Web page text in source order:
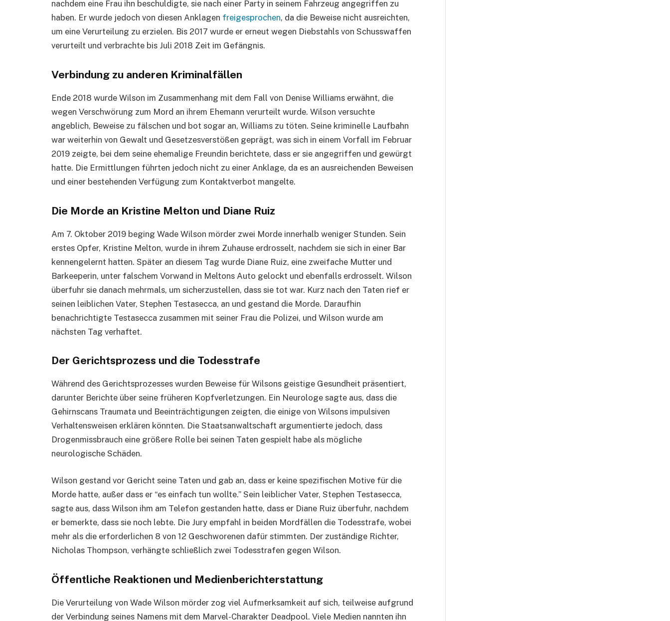
nachdem eine Frau ihn beschuldigte, sie nach einer Party in seinem Fahrzeug angegriffen zu
haben. Er wurde jedoch von diesen Anklagen freigesprochen, da die Beweise nicht ausreichten,
um eine Verurteilung zu erzielen. Bis 2017 wurde er erneut wegen Diebstahls von Schusswaffen
verurteilt und verbrachte bis Juli 2018 Zeit im Gefängnis.
Verbindung zu anderen Kriminalfällen
Ende 2018 wurde Wilson im Zusammenhang mit dem Fall von Denise Williams erwähnt, die
wegen Verschwörung zum Mord an ihrem Ehemann verurteilt wurde. Wilson versuchte
angeblich, Beweise zu fälschen und bot sogar an, Williams zu töten. Seine kriminelle Laufbahn
war weiterhin von Gewalt und Gesetzesverstößen geprägt, was sich in einem Vorfall im Februar
2019 zeigte, bei dem seine ehemalige Freundin berichtete, dass er sie angegriffen und gewürgt
hatte. Die Ermittlungen führten jedoch nicht zu einer Anklage, da es an ausreichenden Beweisen
und einer bestehenden Verfügung zum Kontaktverbot mangelte.
Die Morde an Kristine Melton und Diane Ruiz
Am 7. Oktober 2019 beging Wade Wilson mörder zwei Morde innerhalb weniger Stunden. Sein
erstes Opfer, Kristine Melton, wurde in ihrem Zuhause erdrosselt, nachdem sie sich in einer Bar
kennengelernt hatten. Später an diesem Tag wurde Diane Ruiz, eine zweifache Mutter und
Barkeeperin, unter falschem Vorwand in Meltons Auto gelockt und ebenfalls erdrosselt. Wilson
überfuhr sie danach mehrmals, um sicherzustellen, dass sie tot war. Kurz nach den Taten rief er
seinen leiblichen Vater, Stephen Testasecca, an und gestand die Morde. Daraufhin
benachrichtigte Testasecca zusammen mit seiner Frau die Polizei, und Wilson wurde am
nächsten Tag verhaftet.
Der Gerichtsprozess und die Todesstrafe
Während des Gerichtsprozesses wurden Beweise für Wilsons geistige Gesundheit präsentiert,
darunter Berichte über seine früheren Kopfverletzungen. Ein Neurologe sagte aus, dass die
Gehirnscans Traumata und Beeinträchtigungen zeigten, die einige von Wilsons impulsiven
Verhaltensweisen erklären könnten. Die Staatsanwaltschaft argumentierte jedoch, dass
Drogenmissbrauch eine größere Rolle bei seinen Taten gespielt habe als mögliche
neurologische Schäden.
Wilson gestand vor Gericht seine Taten und gab an, dass er keine spezifischen Motive für die
Morde hatte, außer dass er “es einfach tun wollte.” Sein leiblicher Vater, Stephen Testasecca,
sagte aus, dass Wilson ihm am Telefon gestanden hatte, dass er Diane Ruiz überfuhr, nachdem
er bemerkte, dass sie noch lebte. Die Jury empfahl in beiden Mordfällen die Todesstrafe, wobei
mehr als die erforderlichen 8 von 12 Geschworenen dafür stimmten. Der zuständige Richter,
Nicholas Thompson, verhängte schließlich zwei Todesstrafen gegen Wilson.
Öffentliche Reaktionen und Medienberichterstattung
Die Verurteilung von Wade Wilson mörder zog viel Aufmerksamkeit auf sich, teilweise aufgrund
der Verbindung seines Namens mit dem Marvel-Charakter Deadpool. Viele Medien nannten ihn